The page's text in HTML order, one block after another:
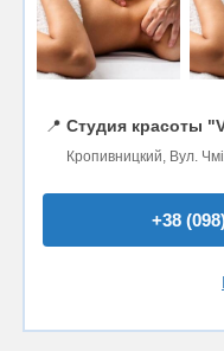
📍 Студия красоты
Кропивницкий, Вул.
+38